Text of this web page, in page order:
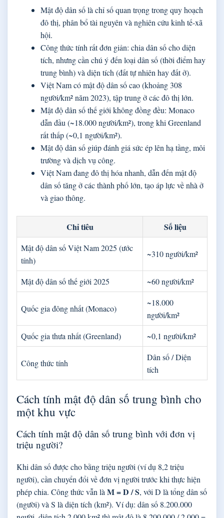
Mật độ dân số là chỉ số quan trọng trong quy hoạch
đô thị, phân bổ tài nguyên và nghiên cứu kinh tế-xã
hội.
Công thức tính rất đơn giản: chia dân số cho diện
tích, nhưng cần chú ý đến loại dân số (thời điểm hay
trung bình) và diện tích (đất tự nhiên hay đất ở).
Việt Nam có mật độ dân số cao (khoảng 308
người/km² năm 2023), tập trung ở các đô thị lớn.
Mật độ dân số thế giới không đồng đều: Monaco
dẫn đầu (~18.000 người/km²), trong khi Greenland
rất thấp (~0,1 người/km²).
Mật độ dân số giúp đánh giá sức ép lên hạ tầng, môi
trường và dịch vụ công.
Việt Nam đang đô thị hóa nhanh, dẫn đến mật độ
dân số tăng ở các thành phố lớn, tạo áp lực về nhà ở
và giao thông.
Chỉ tiêu Số liệu
Mật độ dân số Việt Nam 2025 (ước
tính)
~310 người/km²
Mật độ dân số thế giới 2025 ~60 người/km²
Quốc gia đông nhất (Monaco)
~18.000
người/km²
Quốc gia thưa nhất (Greenland)
~0,1 người/km²
Công thức tính
Dân số / Diện
tích
Cách tính mật độ dân số trung bình cho
một khu vực
Cách tính mật độ dân số trung bình với đơn vị
triệu người?
Khi dân số được cho bằng triệu người (ví dụ 8,2 triệu
người), cần chuyển đổi về đơn vị người trước khi thực hiện
phép chia. Công thức vẫn là M = D / S, với D là tổng dân số
(người) và S là diện tích (km²). Ví dụ: dân số 8.200.000